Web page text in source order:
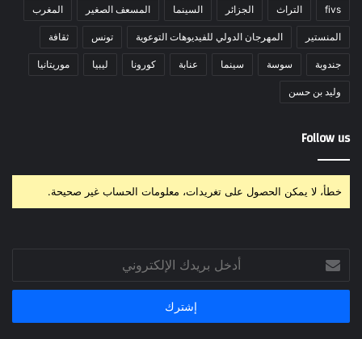
fivs التراث الجزائر السينما المسعف الصغير المغرب
المنستير المهرجان الدولي للفيديوهات التوعوية تونس ثقافة
جندوبة سوسة سينما عنابة كورونا ليبيا موريتانيا
وليد بن حسن
Follow us
خطأ، لا يمكن الحصول على تغريدات، معلومات الحساب غير صحيحة.
بريدك
الإلكتروني